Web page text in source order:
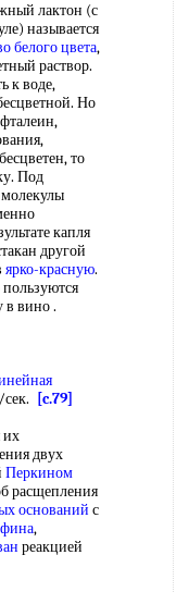
лактон (с
называется
белого цвета,
раствор.
к воде,
Но
то
Под
молекулы
капля
другой
ярко-красную.
пользуются
в вино .
[c.79]
двух
Перкином
расщепления
оснований с
,
реакцией